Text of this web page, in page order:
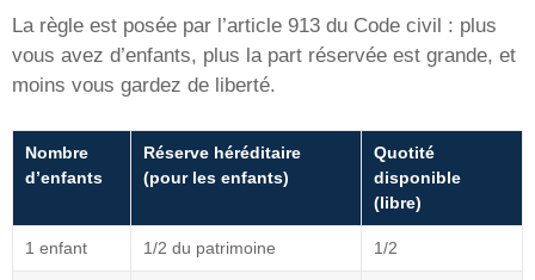
La règle est posée par l’article 913 du Code civil : plus
vous avez d’enfants, plus la part réservée est grande, et
moins vous gardez de liberté.
Nombre
d’enfants
Réserve héréditaire
(pour les enfants)
Quotité
disponible
(libre)
1 enfant 1/2 du patrimoine 1/2